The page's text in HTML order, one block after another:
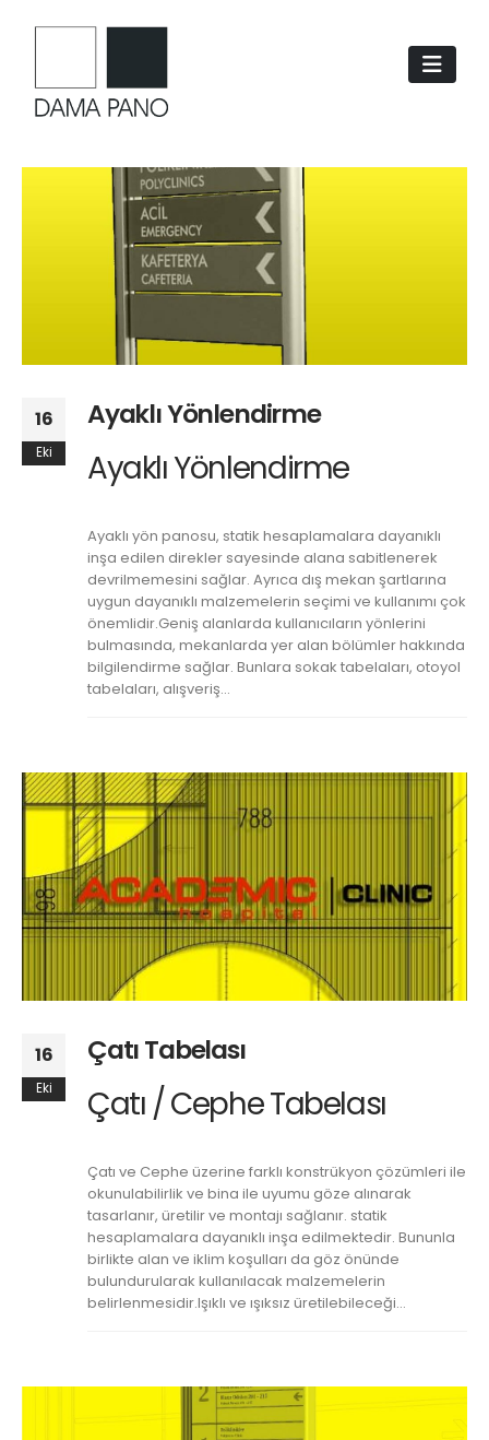
16
Eki
Ayaklı Yönlendirme
Ayaklı Yönlendirme
Ayaklı yön panosu, statik hesaplamalara dayanıklı
inşa edilen direkler sayesinde alana sabitlenerek
devrilmemesini sağlar. Ayrıca dış mekan şartlarına
uygun dayanıklı malzemelerin seçimi ve kullanımı çok
önemlidir.Geniş alanlarda kullanıcıların yönlerini
bulmasında, mekanlarda yer alan bölümler hakkında
bilgilendirme sağlar. Bunlara sokak tabelaları, otoyol
tabelaları, alışveriş...
16
Eki
Çatı Tabelası
Çatı / Cephe Tabelası
Çatı ve Cephe üzerine farklı konstrükyon çözümleri ile
okunulabilirlik ve bina ile uyumu göze alınarak
tasarlanır, üretilir ve montajı sağlanır. statik
hesaplamalara dayanıklı inşa edilmektedir. Bununla
birlikte alan ve iklim koşulları da göz önünde
bulundurularak kullanılacak malzemelerin
belirlenmesidir.Işıklı ve ışıksız üretilebileceği...